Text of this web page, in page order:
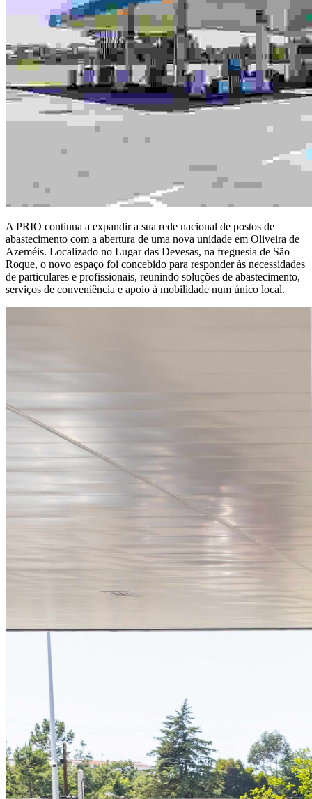
A PRIO continua a expandir a sua rede nacional de postos de
abastecimento com a abertura de uma nova unidade em Oliveira de
Azeméis. Localizado no Lugar das Devesas, na freguesia de São
Roque, o novo espaço foi concebido para responder às necessidades
de particulares e profissionais, reunindo soluções de abastecimento,
serviços de conveniência e apoio à mobilidade num único local.